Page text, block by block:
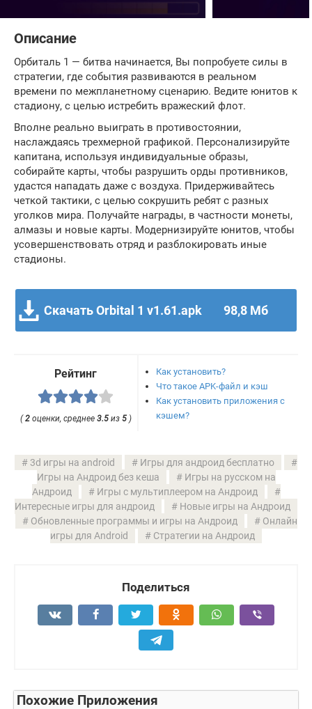
Описание
Орбиталь 1 — битва начинается, Вы попробуете силы в
стратегии, где события развиваются в реальном
времени по межпланетному сценарию. Ведите юнитов к
стадиону, с целью истребить вражеский флот.
Вполне реально выиграть в противостоянии,
наслаждаясь трехмерной графикой. Персонализируйте
капитана, используя индивидуальные образы,
собирайте карты, чтобы разрушить орды противников,
удастся нападать даже с воздуха. Придерживайтесь
четкой тактики, с целью сокрушить ребят с разных
уголков мира. Получайте награды, в частности монеты,
алмазы и новые карты. Модернизируйте юнитов, чтобы
усовершенствовать отряд и разблокировать иные
стадионы.
Скачать Orbital 1 v1.61.apk 98,8 Мб
Рейтинг
( 2оценки, среднее 3.5из 5)
Как установить?
Что такое APK-файл и кэш
Как установить приложения с
кэшем?
3d игры на android
Игры для андроид бесплатно
Игры на Андроид без кеша
Игры на русском на
Андроид
Игры с мультиплеером на Андроид
Интересные игры для андроид
Новые игры на Андроид
Обновленные программы и игры на Андроид
Онлайн
игры для Android
Стратегии на Андроид
Поделиться
Похожие Приложения